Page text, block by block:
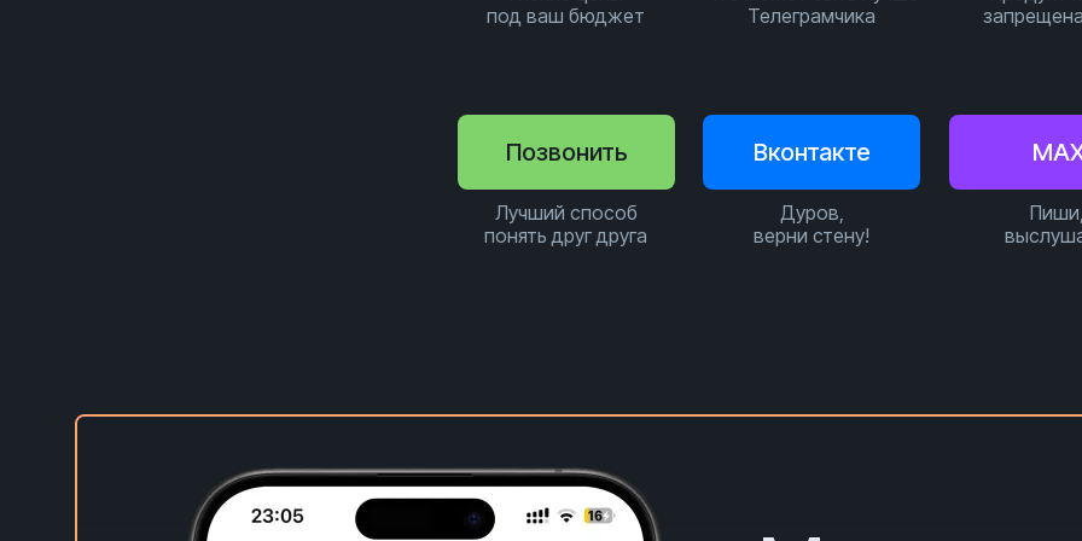
Позвонить
Лучший способ
понять друг друга
Телеграмчика
Вконтакте
Дуров,
верни стену!
под ваш бюджет
MAX
Пиши,